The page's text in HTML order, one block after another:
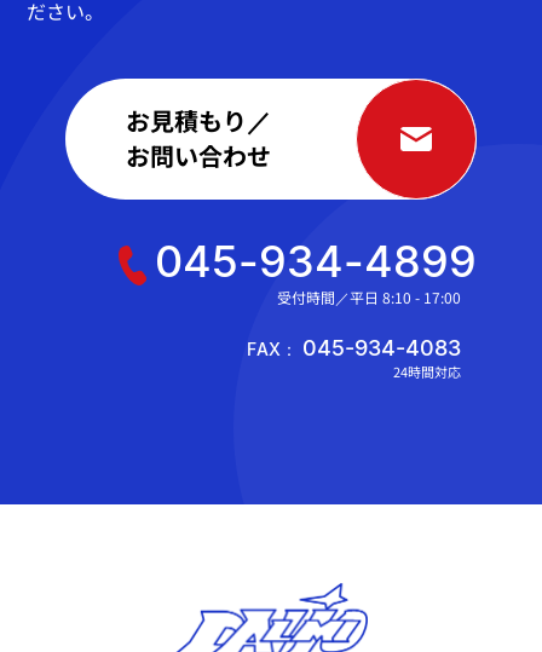
ださい。
お見積もり／
お問い合わせ
045-934-4899
受付時間／平日 8:10 - 17:00
FAX： 045-934-4083
24時間対応